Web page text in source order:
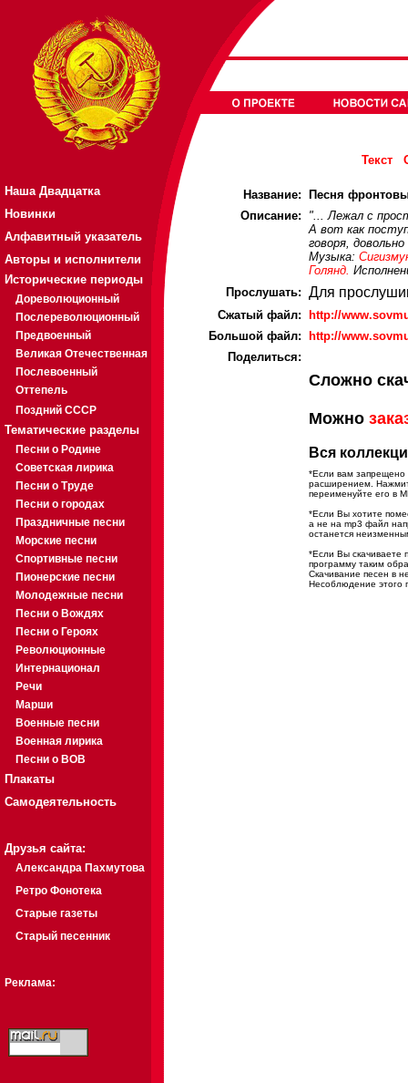
Наша Двадцатка
Новинки
Алфавитный указатель
Авторы и исполнители
Исторические периоды
Дореволюционный
Послереволюционный
Предвоенный
Великая Отечественная
Послевоенный
Оттепель
Поздний СССР
Тематические разделы
Песни о Родине
Советская лирика
Песни о Труде
Песни о городах
Праздничные песни
Морские песни
Спортивные песни
Пионерские песни
Молодежные песни
Песни о Вождях
Песни о Героях
Революционные
Интернационал
Речи
Марши
Военные песни
Военная лирика
Песни о ВОВ
Плакаты
Самодеятельность
Друзья сайта:
Александра Пахмутова
Ретро Фонотека
Старые газеты
Старый песенник
Реклама:
Текст
Название:
Песня
Описание:
"... Лежал с
А вот как
говоря,
Музыка:
Голянд.
Прослушать: Для
Cжатый файл:
http://
Большой файл:
http://
Поделиться:
Сложно
Можно
Вся
*Если вам запрещено
расширением.
переименуйте его в
*Если Вы хотите
а не на mp3 файл
останется
*Если Вы скачиваете
программу таким
Скачивание песен в
Несоблюдение этого